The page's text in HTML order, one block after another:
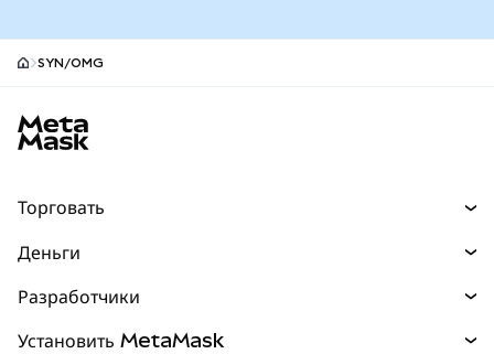
SYN/OMG
Торговать
Прогнозы
Перпы НОВИНКА
Деньги
Разработчики
Установить MetaMask